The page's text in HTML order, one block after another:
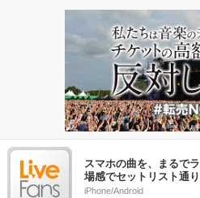
スマホの曲を、まるで
場感でセットリスト通
iPhone/Android